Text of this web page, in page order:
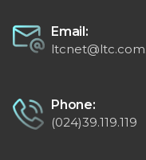
Email:
Phone:
(024)39.119.119